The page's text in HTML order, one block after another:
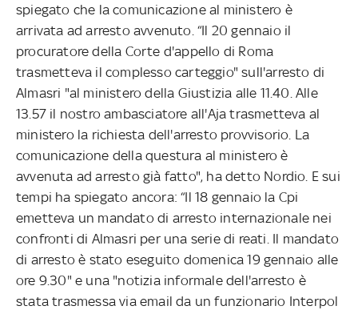
spiegato che la comunicazione al ministero è
arrivata ad arresto avvenuto. “Il 20 gennaio il
procuratore della Corte d'appello di Roma
trasmetteva il complesso carteggio" sull'arresto di
Almasri "al ministero della Giustizia alle 11.40. Alle
13.57 il nostro ambasciatore all'Aja trasmetteva al
ministero la richiesta dell'arresto provvisorio. La
comunicazione della questura al ministero è
avvenuta ad arresto già fatto", ha detto Nordio. E sui
tempi ha spiegato ancora: “Il 18 gennaio la Cpi
emetteva un mandato di arresto internazionale nei
confronti di Almasri per una serie di reati. Il mandato
di arresto è stato eseguito domenica 19 gennaio alle
ore 9.30" e una "notizia informale dell'arresto è
stata trasmessa via email da un funzionario Interpol